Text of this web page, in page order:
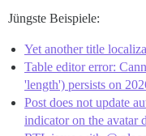
Jüngste Beispiele:
Yet another title
Table editor error:
'length') persists on
Post does not update
indicator on the avatar